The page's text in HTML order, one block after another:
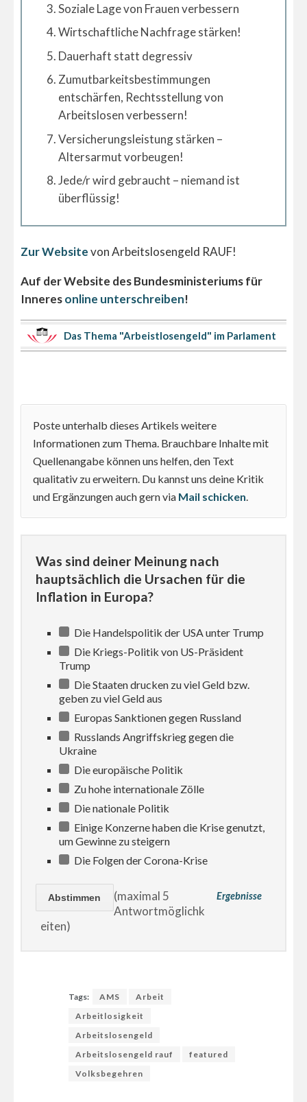
Soziale Lage von Frauen verbessern
Wirtschaftliche Nachfrage stärken!
Dauerhaft statt degressiv
Zumutbarkeitsbestimmungen
entschärfen, Rechtsstellung von
Arbeitslosen verbessern!
Versicherungsleistung stärken –
Altersarmut vorbeugen!
Jede/r wird gebraucht – niemand ist
überflüssig!
Zur Websitevon Arbeitslosengeld RAUF!
Auf der Website des Bundesministeriums für
Inneresonline unterschreiben!
Das Thema "Arbeistlosengeld" im Parlament
Poste unterhalb dieses Artikels weitere
Informationen zum Thema. Brauchbare Inhalte mit
Quellenangabe können uns helfen, den Text
qualitativ zu erweitern. Du kannst uns deine Kritik
und Ergänzungen auch gern via Mail schicken.
Was sind deiner Meinung nach
hauptsächlich die Ursachen für die
Inflation in Europa?
Die Handelspolitik der USA unter Trump
Die Kriegs-Politik von US-Präsident
Trump
Die Staaten drucken zu viel Geld bzw.
geben zu viel Geld aus
Europas Sanktionen gegen Russland
Russlands Angriffskrieg gegen die
Ukraine
Die europäische Politik
Zu hohe internationale Zölle
Die nationale Politik
Einige Konzerne haben die Krise genutzt,
um Gewinne zu steigern
Die Folgen der Corona-Krise
Ergebnisse
(maximal 5
Antwortmöglichk
eiten)
Tags: AMS
Arbeit
Arbeitlosigkeit
Arbeitslosengeld
Arbeitslosengeld rauf
featured
Volksbegehren